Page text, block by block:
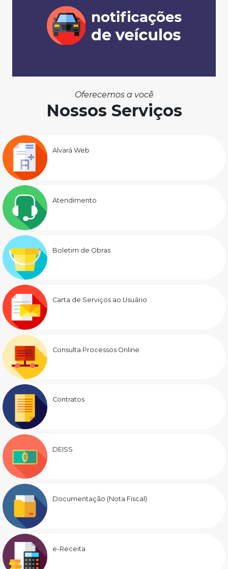
Oferecemos a você
Nossos Serviços
Alvará Web
Atendimento
Boletim de Obras
Carta de Serviços ao Usuário
Consulta Processos Online
Contratos
DEISS
Documentação (Nota Fiscal)
e-Receita